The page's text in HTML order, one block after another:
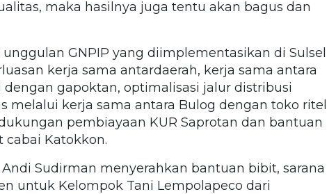
maka hasilnya juga tentu akan bagus dan
GNPIP yang diimplementasikan di Sulsel
kerja sama antardaerah, kerja sama antara
gapoktan, optimalisasi jalur distribusi
melalui kerja sama antara Bulog dengan toko ritel
pembiayaan KUR Saprotan dan bantuan
cabai Katokkon.
Sudirman menyerahkan bantuan bibit, sarana
untuk Kelompok Tani Lempolapeco dari